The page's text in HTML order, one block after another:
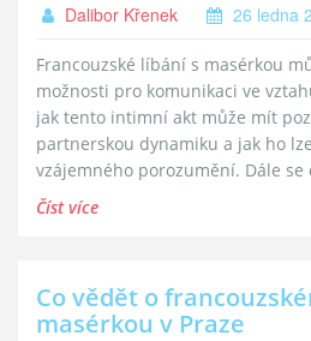
Dalibor Křenek 26 ledna
Francouzské líbání s masérkou
možnosti pro komunikaci ve
jak tento intimní akt může mít
partnerskou dynamiku a jak ho
vzájemného porozumění. Dále
diskutovat o přáních a hranicích
Číst více
Co vědět o
masérkou v Praze